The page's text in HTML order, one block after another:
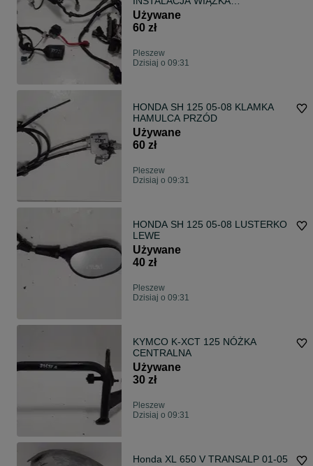
ELEKTRYCZNA
Używane
60 zł
Pleszew
Dzisiaj o 09:31
HONDA SH 125 05-08 KLAMKA
HAMULCA PRZÓD
Używane
60 zł
Pleszew
Dzisiaj o 09:31
HONDA SH 125 05-08 LUSTERKO
LEWE
Używane
40 zł
Pleszew
Dzisiaj o 09:31
KYMCO K-XCT 125 NÓŻKA
CENTRALNA
Używane
30 zł
Pleszew
Dzisiaj o 09:31
Honda XL 650 V TRANSALP 01-05